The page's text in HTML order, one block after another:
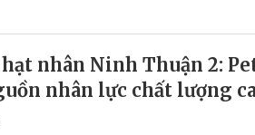
nhân Ninh Thuận 2:
nhân lực chất lượng